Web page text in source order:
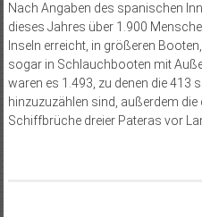
Nach Angaben des spanischen
dieses Jahres über 1.900
Inseln erreicht, in größeren
sogar in Schlauchbooten mit
waren es 1.493, zu denen die 413
hinzuzuzählen sind, außerdem die
Schiffbrüche dreier Pateras vor